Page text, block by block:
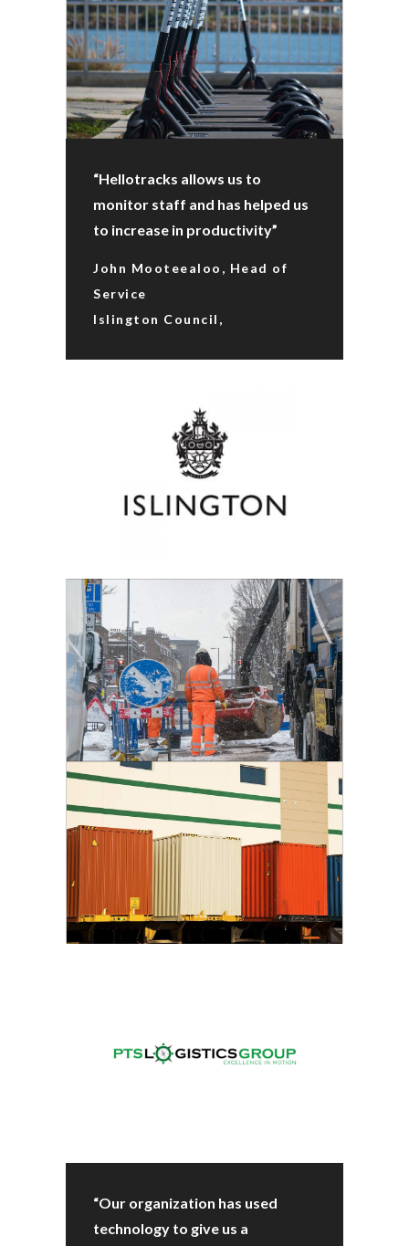
“Hellotracks allows us to
monitor staff and has helped us
to increase in productivity”
John Mooteealoo, Head of
Service
Islington Council,
“Our organization has used
technology to give us a